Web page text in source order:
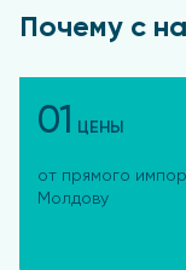
Почему с
01 ЦЕНЫ
от прямого
Молдову